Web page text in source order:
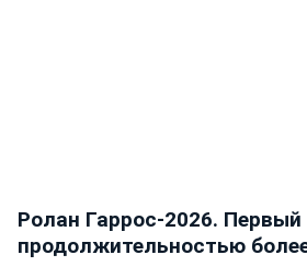
Ролан Гаррос-2026. Первый
продолжительностью